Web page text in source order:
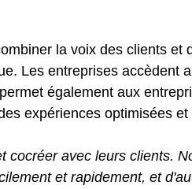
la voix des clients et
Les entreprises accèdent
également aux
expériences optimisées et
cocréer avec leurs clients.
et rapidement, et